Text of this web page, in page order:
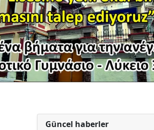
Güncel haberler